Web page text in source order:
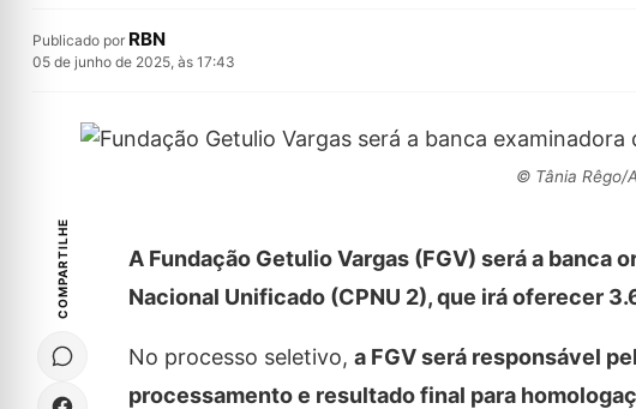
Publicado por RBN
05 de junho de 2025, às 17:43
© Tânia Rêgo/
COMPARTILHE
A Fundação Getulio Vargas (FGV) será a banca
Nacional Unificado (CPNU 2), que irá oferecer
No processo seletivo, a FGV será responsável
processamento e resultado final para